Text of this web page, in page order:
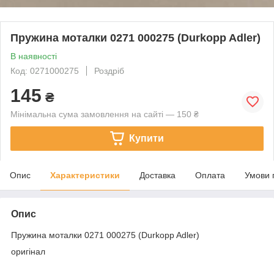
Пружина моталки 0271 000275 (Durkopp Adler)
В наявності
Код: 0271000275
Роздріб
145 ₴
Мінімальна сума замовлення на сайті — 150 ₴
Купити
Опис Характеристики Доставка Оплата Умови
Опис
Пружина моталки 0271 000275 (Durkopp Adler)
оригінал